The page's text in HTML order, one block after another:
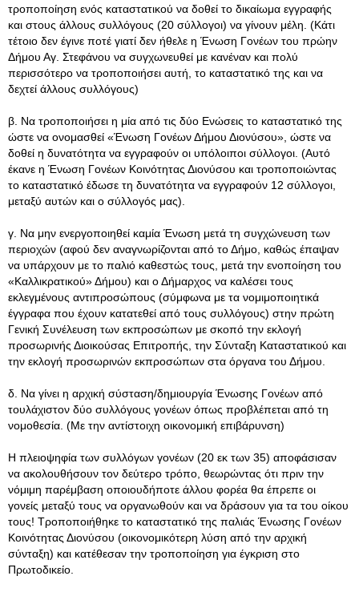
τροποποίηση ενός καταστατικού να δοθεί το δικαίωμα εγγραφής
και στους άλλους συλλόγους (20 σύλλογοι) να γίνουν μέλη. (Κάτι
τέτοιο δεν έγινε ποτέ γιατί δεν ήθελε η Ένωση Γονέων του πρώην
Δήμου Αγ. Στεφάνου να συγχωνευθεί με κανέναν και πολύ
περισσότερο να τροποποιήσει αυτή, το καταστατικό της και να
δεχτεί άλλους συλλόγους)
β. Να τροποποιήσει η μία από τις δύο Ενώσεις το καταστατικό της
ώστε να ονομασθεί «Ένωση Γονέων Δήμου Διονύσου», ώστε να
δοθεί η δυνατότητα να εγγραφούν οι υπόλοιποι σύλλογοι. (Αυτό
έκανε η Ένωση Γονέων Κοινότητας Διονύσου και τροποποιώντας
το καταστατικό έδωσε τη δυνατότητα να εγγραφούν 12 σύλλογοι,
μεταξύ αυτών και ο σύλλογός μας).
γ. Να μην ενεργοποιηθεί καμία Ένωση μετά τη συγχώνευση των
περιοχών (αφού δεν αναγνωρίζονται από το Δήμο, καθώς έπαψαν
να υπάρχουν με το παλιό καθεστώς τους, μετά την ενοποίηση του
«Καλλικρατικού» Δήμου) και ο Δήμαρχος να καλέσει τους
εκλεγμένους αντιπροσώπους (σύμφωνα με τα νομιμοποιητικά
έγγραφα που έχουν κατατεθεί από τους συλλόγους) στην πρώτη
Γενική Συνέλευση των εκπροσώπων με σκοπό την εκλογή
προσωρινής Διοικούσας Επιτροπής, την Σύνταξη Καταστατικού και
την εκλογή προσωρινών εκπροσώπων στα όργανα του Δήμου.
δ. Να γίνει η αρχική σύσταση/δημιουργία Ένωσης Γονέων από
τουλάχιστον δύο συλλόγους γονέων όπως προβλέπεται από τη
νομοθεσία. (Με την αντίστοιχη οικονομική επιβάρυνση)
Η πλειοψηφία των συλλόγων γονέων (20 εκ των 35) αποφάσισαν
να ακολουθήσουν τον δεύτερο τρόπο, θεωρώντας ότι πριν την
νόμιμη παρέμβαση οποιουδήποτε άλλου φορέα θα έπρεπε οι
γονείς μεταξύ τους να οργανωθούν και να δράσουν για τα του οίκου
τους! Τροποποιήθηκε το καταστατικό της παλιάς Ένωσης Γονέων
Κοινότητας Διονύσου (οικονομικότερη λύση από την αρχική
σύνταξη) και κατέθεσαν την τροποποίηση για έγκριση στο
Πρωτοδικείο.